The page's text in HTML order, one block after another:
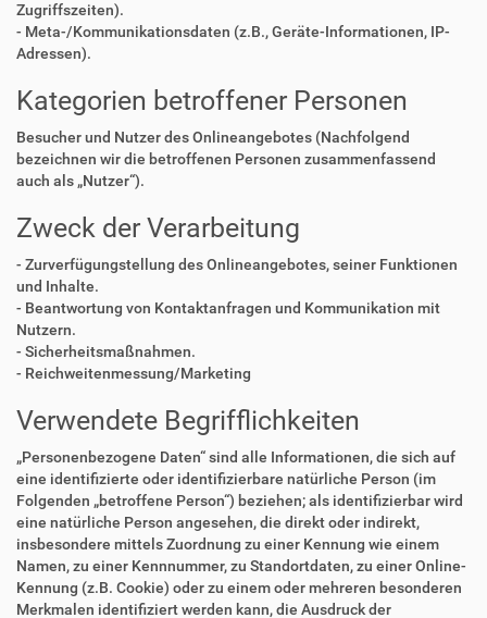
Zugriffszeiten).
- Meta-/Kommunikationsdaten (z.B., Geräte-Informationen, IP-
Adressen).
Kategorien betroffener Personen
Besucher und Nutzer des Onlineangebotes (Nachfolgend
bezeichnen wir die betroffenen Personen zusammenfassend
auch als „Nutzer“).
Zweck der Verarbeitung
- Zurverfügungstellung des Onlineangebotes, seiner Funktionen
und Inhalte.
- Beantwortung von Kontaktanfragen und Kommunikation mit
Nutzern.
- Sicherheitsmaßnahmen.
- Reichweitenmessung/Marketing
Verwendete Begrifflichkeiten
„Personenbezogene Daten“ sind alle Informationen, die sich auf
eine identifizierte oder identifizierbare natürliche Person (im
Folgenden „betroffene Person“) beziehen; als identifizierbar wird
eine natürliche Person angesehen, die direkt oder indirekt,
insbesondere mittels Zuordnung zu einer Kennung wie einem
Namen, zu einer Kennnummer, zu Standortdaten, zu einer Online-
Kennung (z.B. Cookie) oder zu einem oder mehreren besonderen
Merkmalen identifiziert werden kann, die Ausdruck der